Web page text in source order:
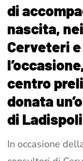
di
nascita,
Cerveteri
centro
donata
di Ladispoli
In occasione